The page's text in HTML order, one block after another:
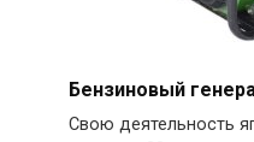
Бензиновый
Свою деятельность